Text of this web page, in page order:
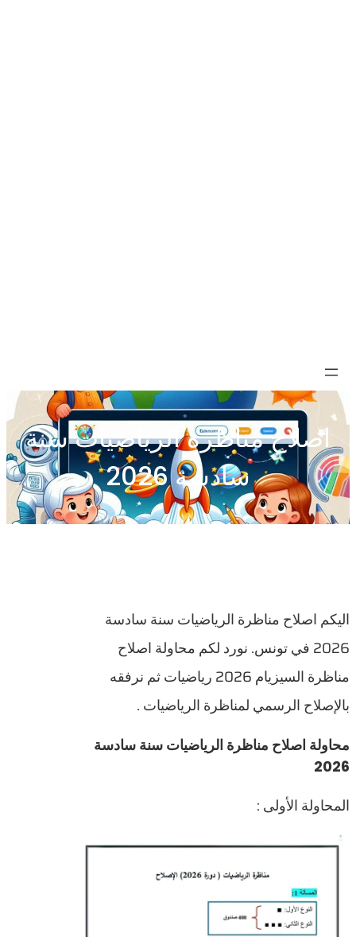
تخطى
إلى
المحتوى
اصلاح مناظرة الرياضيات سنة
سادسة 2026
اليكم اصلاح مناظرة الرياضيات سنة سادسة
2026 في تونس. نورد لكم محاولة اصلاح
مناظرة السيزيام 2026 رياضيات ثم نرفقه
بالإصلاح الرسمي لمناظرة الرياضيات .
محاولة اصلاح مناظرة الرياضيات سنة سادسة
2026
المحاولة الأولى :